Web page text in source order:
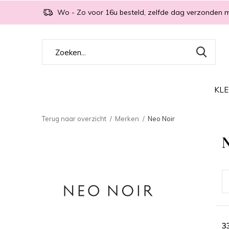
Wo - Zo voor 16u besteld, zelfde dag verzonden
Terug naar overzicht Merken Neo Noir